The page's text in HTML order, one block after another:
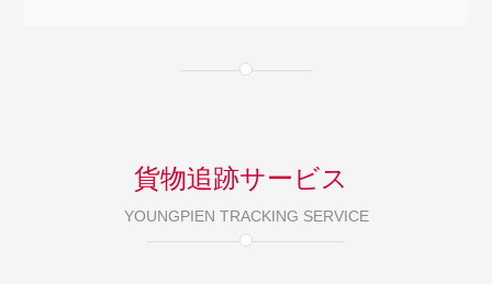
貨物追跡サービス
YOUNGPIEN TRACKING SERVICE